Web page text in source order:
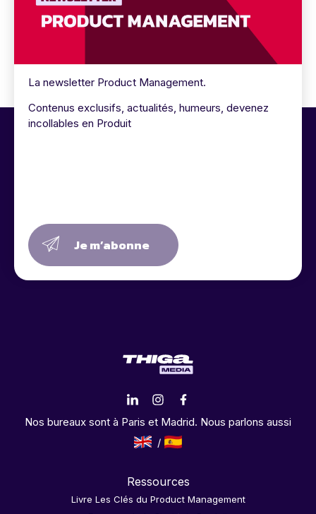
La newsletter Product Management.
Contenus exclusifs, actualités, humeurs, devenez
incollables en Produit
Je m’abonne
Nos bureaux sont à Paris et Madrid. Nous parlons aussi
Ressources
Livre Les Clés du Product Management